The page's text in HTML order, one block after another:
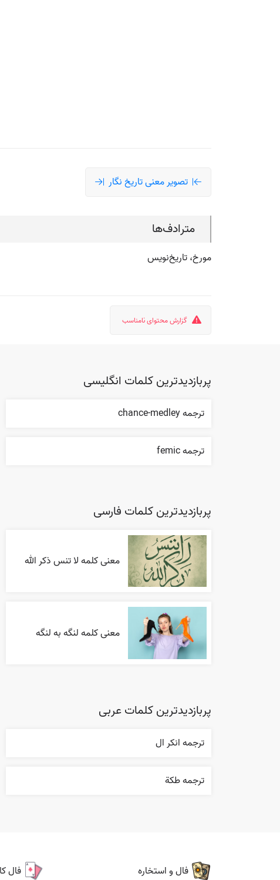
تصویر معنی تاریخ نگار
مترادف‌ها
مورخ، تاریخ‌نویس
گزارش محتوای نامناسب
پربازدیدترین کلمات انگلیسی
ترجمه chance-medley
ترجمه femic
پربازدیدترین کلمات فارسی
معنی کلمه لا تنس ذکر الله
معنی کلمه لنگه به لنگه
پربازدیدترین کلمات عربی
ترجمه انکر ال
ترجمه طکة
فال و استخاره فال